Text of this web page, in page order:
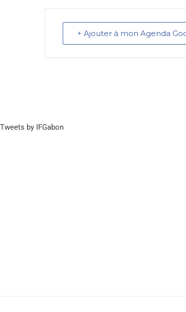
+ Ajouter à mon Agenda
Tweets by IFGabon